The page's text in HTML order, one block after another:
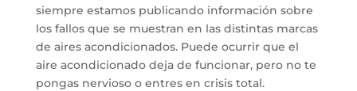
siempre estamos publicando información sobre
los fallos que se muestran en las distintas marcas
de aires acondicionados. Puede ocurrir que el
aire acondicionado deja de funcionar, pero no te
pongas nervioso o entres en crisis total.